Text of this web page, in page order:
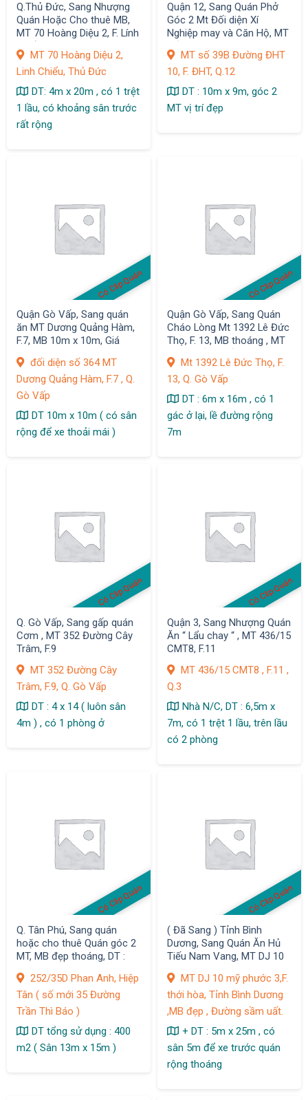
Q.Thủ Đức, Sang Nhượng
Quán Hoặc Cho thuê MB,
MT 70 Hoàng Diệu 2, F. Lính
MT 70 Hoàng Diệu 2,
Linh Chiểu, Thủ Đức
DT: 4m x 20m , có 1 trệt
1 lầu, có khoảng sân trước
rất rộng
Quận 12, Sang Quán Phở
Góc 2 Mt Đối diện Xí
Nghiệp may và Căn Hộ, MT
ĐHTMT số 39B Đường ĐHT
10, F. ĐHT, Q.12
DT : 10m x 9m, góc 2
MT vị trí đẹp
Có Clip Quán
Quận Gò Vấp, Sang quán
ăn MT Dương Quảng Hàm,
F.7, MB 10m x 10m, Giá
đối diện số 364 MT
Dương Quảng Hàm, F.7 , Q.
Gò Vấp
DT 10m x 10m ( có sân
rộng để xe thoải mái )
Có Clip Quán
Quận Gò Vấp, Sang Quán
Cháo Lòng Mt 1392 Lê Đức
Thọ, F. 13, MB thoáng , MT
Mt 1392 Lê Đức Thọ, F.
13, Q. Gò Vấp
DT : 6m x 16m , có 1
gác ở lại, lề đường rộng
7m
Có Clip Quán
Q. Gò Vấp, Sang gấp quán
Cơm , MT 352 Đường Cây
Trâm, F.9
MT 352 Đường Cây
Trâm, F.9, Q. Gò Vấp
DT : 4 x 14 ( luôn sân
4m ) , có 1 phòng ở
Có Clip Quán
Quận 3, Sang Nhượng Quán
Ăn “ Lẩu chay “ , MT 436/15
CMT8, F.11
MT 436/15 CMT8 , F.11 ,
Q.3
Nhà N/C, DT : 6,5m x
7m, có 1 trệt 1 lầu, trên lầu
có 2 phòng
Có Clip Quán
Q. Tân Phú, Sang quán
hoặc cho thuê Quán góc 2
MT, MB đẹp thoáng, DT :
Anh, F. Hiệp Tân
252/35D Phan Anh, Hiệp
Tân ( số mới 35 Đường
Trần Thì Báo )
DT tổng sử dụng : 400
m2 ( Sân 13m x 15m )
Có Clip Quán
( Đã Sang ) Tỉnh Bình
Dương, Sang Quán Ăn Hủ
Tiếu Nam Vang, MT DJ 10
.Bến Cát
MT DJ 10 mỹ phước 3,F.
thới hòa, Tỉnh Bình Dương
,MB đẹp , Đường sầm uất.
+ DT : 5m x 25m , có
sân 5m để xe trước quán
rộng thoáng